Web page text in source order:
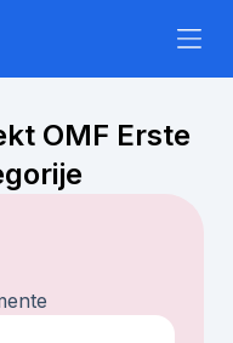
OMF Erste